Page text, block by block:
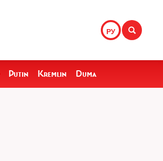
РУ
Putin Kremlin Duma